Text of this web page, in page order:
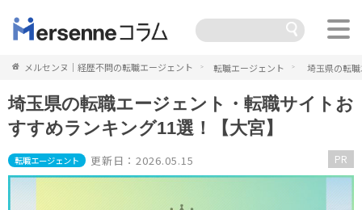
メルセンヌ｜経歴不問の転職エージェント 転職エージェント 埼玉県の転
埼玉県の転職エージェント・転職サイトお
すすめランキング11選！【大宮】
転職エージェント 更新日：2026.05.15 PR